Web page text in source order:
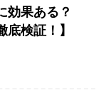
効果ある？
底検証！】